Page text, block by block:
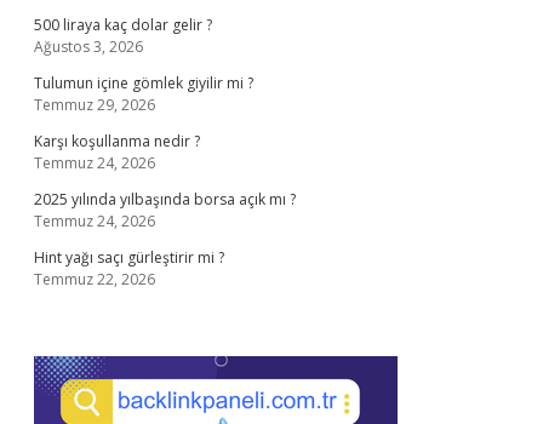
500 liraya kaç dolar gelir ?
Ağustos 3, 2026
Tulumun içine gömlek giyilir mi ?
Temmuz 29, 2026
Karşı koşullanma nedir ?
Temmuz 24, 2026
2025 yılında yılbaşında borsa açık mı ?
Temmuz 24, 2026
Hint yağı saçı gürleştirir mi ?
Temmuz 22, 2026